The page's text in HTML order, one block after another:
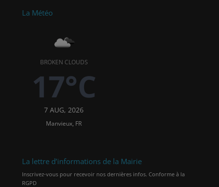
La Météo
BROKEN CLOUDS
17°C
7 AUG, 2026
Manvieux, FR
La lettre d’informations de la Mairie
Inscrivez-vous pour recevoir nos dernières infos. Conforme à la
RGPD